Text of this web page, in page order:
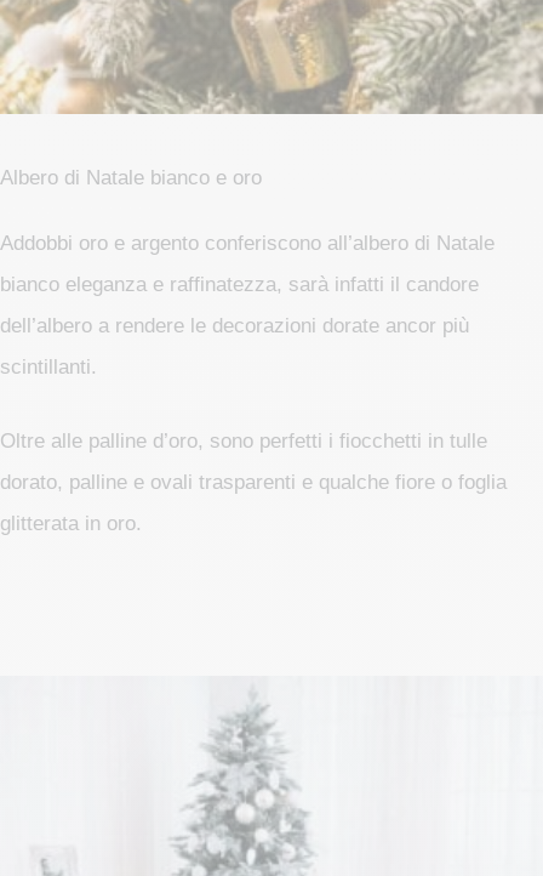
Albero di Natale bianco e oro
Addobbi oro e argento conferiscono all’albero di Natale
bianco eleganza e raffinatezza, sarà infatti il candore
dell’albero a rendere le decorazioni dorate ancor più
scintillanti.
Oltre alle palline d’oro, sono perfetti i fiocchetti in tulle
dorato, palline e ovali trasparenti e qualche fiore o foglia
glitterata in oro.